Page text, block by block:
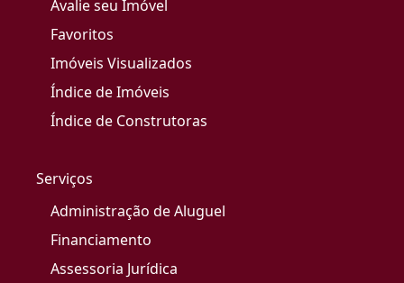
Avalie seu Imóvel
Favoritos
Imóveis Visualizados
Índice de Imóveis
Índice de Construtoras
Serviços
Administração de Aluguel
Financiamento
Assessoria Jurídica